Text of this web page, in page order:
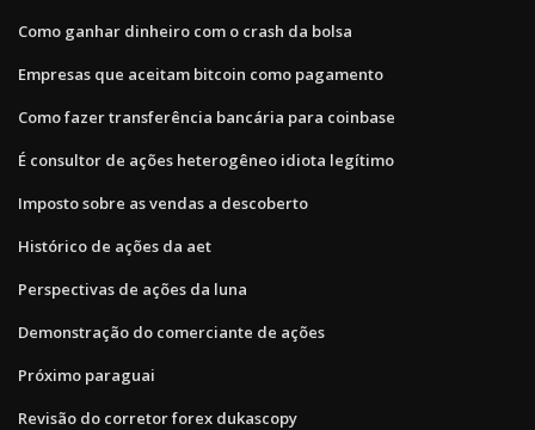
Como ganhar dinheiro com o crash da bolsa
Empresas que aceitam bitcoin como pagamento
Como fazer transferência bancária para coinbase
É consultor de ações heterogêneo idiota legítimo
Imposto sobre as vendas a descoberto
Histórico de ações da aet
Perspectivas de ações da luna
Demonstração do comerciante de ações
Próximo paraguai
Revisão do corretor forex dukascopy